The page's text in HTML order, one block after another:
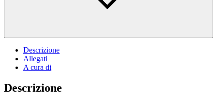
Descrizione
Allegati
A cura di
Descrizione